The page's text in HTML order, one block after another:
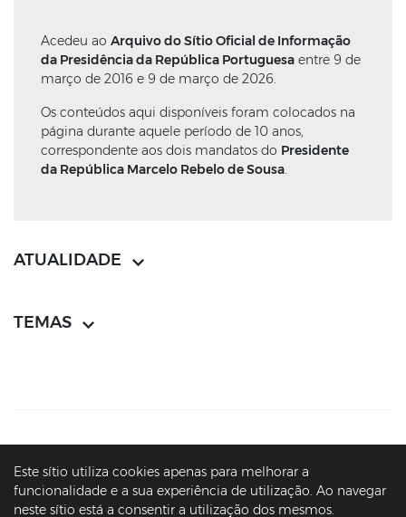
Este sítio utiliza cookies apenas para melhorar a
funcionalidade e a sua experiência de utilização. Ao navegar
neste sítio está a consentir a utilização dos mesmos.
Acedeu ao Arquivo do Sítio Oficial de Informação
da Presidência da República Portuguesa entre 9 de
março de 2016 e 9 de março de 2026.
Os conteúdos aqui disponíveis foram colocados na
página durante aquele período de 10 anos,
correspondente aos dois mandatos do Presidente
da República Marcelo Rebelo de Sousa.
ATUALIDADE
TEMAS
AVISOS LEGAIS
ACESSIBILIDADE